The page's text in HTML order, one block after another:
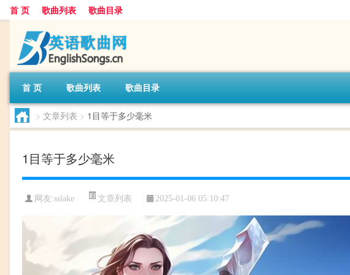
首 页 歌曲列表 歌曲目录
首 页 歌曲列表 歌曲目录
> 文章列表 > 1目等于多少毫米
1目等于多少毫米
网友:sslake 文章列表 2025-01-06 05:10:47